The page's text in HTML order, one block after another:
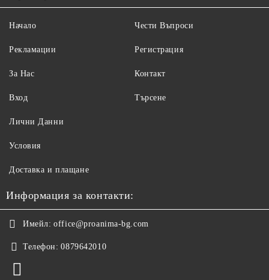
Начало
Рекламации
За Нас
Вход
Чести Въпроси
Регистрация
Контакт
Търсене
Лични Данни
Условия
Доставка и плащане
Информация за контакти:
Имейл: office@proanima-bg.com
Телефон: 0879642010